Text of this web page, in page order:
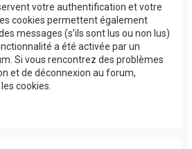
votre authentification et votre
cookies permettent également
messages (s’ils sont lus ou non lus)
a été activée par un
Si vous rencontrez des problèmes
et de déconnexion au forum,
cookies.